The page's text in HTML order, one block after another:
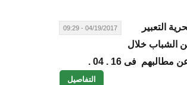
04/19/2017 - 09:29
التعبير
الشباب خلال
فى 16 . 04 .
التفاصيل